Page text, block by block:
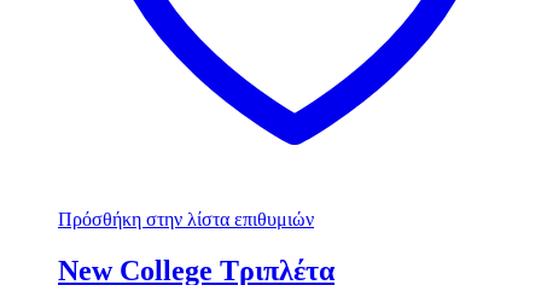
Πρόσθήκη στην λίστα επιθυμιών
New College Τριπλέτα